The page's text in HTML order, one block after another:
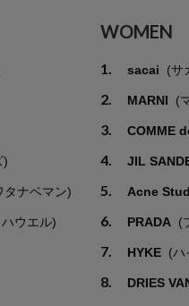
)
タナベマン)
ウエル)
WOMEN
1. sacai (サ
2. MARNI (
3. COMME
4. JIL
5. Acne
6. PRADA (
7. HYKE (ハ
8. DRIES